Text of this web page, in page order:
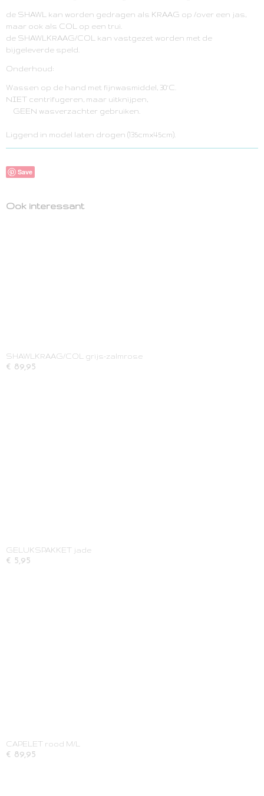
de SHAWL kan worden gedragen als KRAAG op /over een jas,
maar ook als COL op een trui.
de SHAWLKRAAG/COL kan vastgezet worden met de
bijgeleverde speld.
Onderhoud:
Wassen op de hand met fijnwasmiddel, 30°C.
NIET centrifugeren, maar uitknijpen,
GEEN wasverzachter gebruiken.
Liggend in model laten drogen (135cmx45cm).
Save
Ook interessant
SHAWLKRAAG/COL grijs-zalmrose
€ 89,95
GELUKSPAKKET jade
€ 5,95
CAPELET rood M/L
€ 89,95